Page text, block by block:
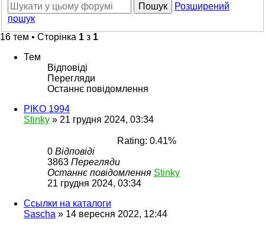
Пошук
Розширений
пошук
16 тем • Сторінка 1 з 1
Тем
Відповіді
Перегляди
Останнє повідомлення
PIKO 1994
Stinky » 21 грудня 2024, 03:34
Rating: 0.41%
0 Відповіді
3863 Перегляди
Останнє повідомлення Stinky
21 грудня 2024, 03:34
Ссылки на каталоги
Sascha » 14 вересня 2022, 12:44